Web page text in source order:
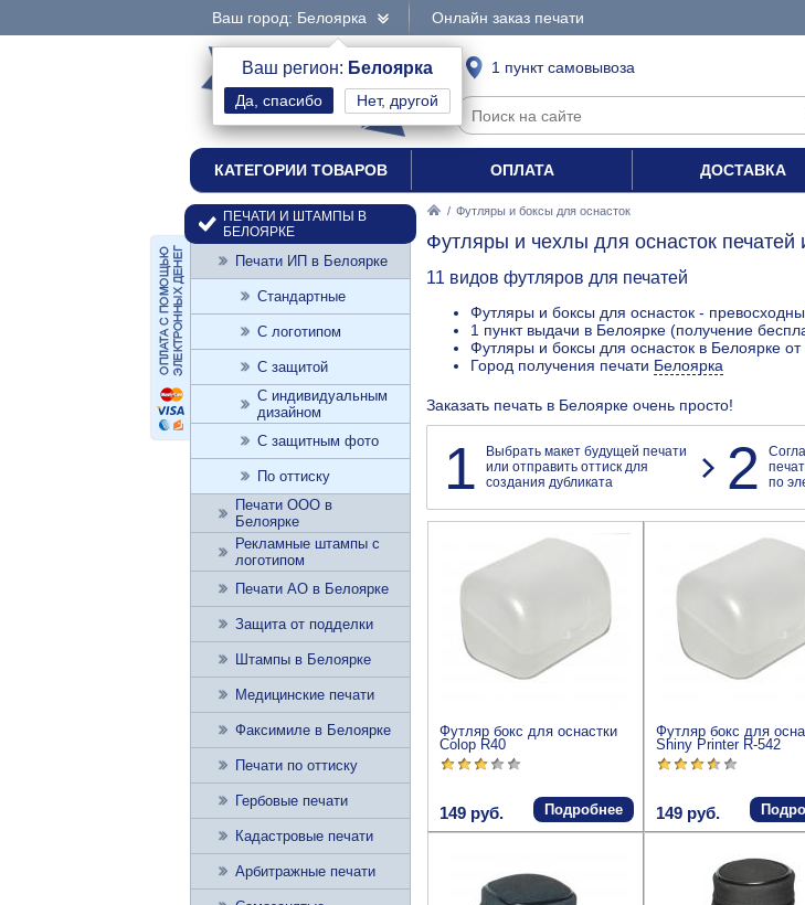
Ваш город: Белоярка
Ваш регион: Белоярка
Нет, другой
Онлайн заказ печати
интернет-магазин 1 пункт самовывоза
КАТЕГОРИИ ТОВАРОВ ОПЛАТА ДОСТАВКА
/ Футляры и боксы для оснасток
Футляры и чехлы для оснасток
11 видов футляров для печатей
Футляры и боксы для оснасток -
1 пункт выдачи в Белоярке (получение
Футляры и боксы для оснасток в Белоярке
Город получения печати Белоярка
Заказать печать в Белоярке очень просто!
1
Выбрать макет будущей печати
или отправить оттиск для
создания дубликата
2
по
Футляр бокс для оснастки
Colop R40
149 руб. Подробнее
Футляр бокс для
Shiny Printer R-542
149 руб.
ПЕЧАТИ И ШТАМПЫ В
БЕЛОЯРКЕ
Печати ИП в Белоярке
Стандартные
С логотипом
С защитой
С индивидуальным
дизайном
С защитным фото
По оттиску
Печати ООО в
Белоярке
Рекламные штампы с
логотипом
Печати АО в Белоярке
Защита от подделки
Штампы в Белоярке
Медицинские печати
Факсимиле в Белоярке
Печати по оттиску
Гербовые печати
Кадастровые печати
Арбитражные печати